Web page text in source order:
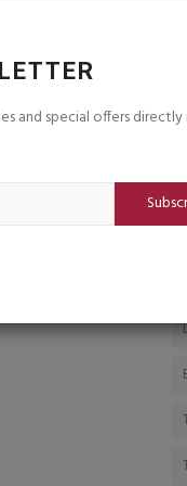
and special offers directly
ચાલતું હાઈ